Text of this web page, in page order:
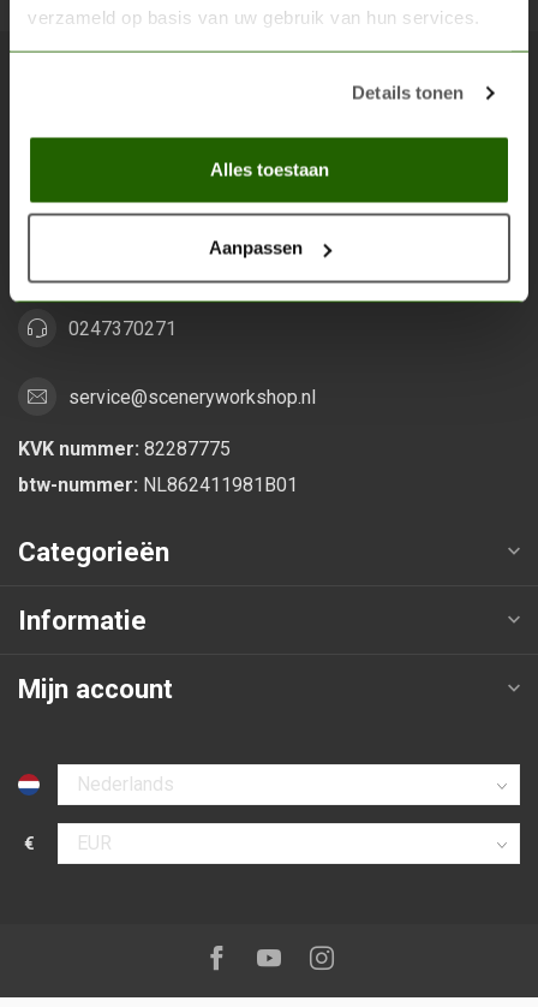
verzameld op basis van uw gebruik van hun services.
Details tonen
Alles toestaan
Aanpassen
Alles voor je miniature wargaming en scenery
Grootstalselaan 46
0247370271
service@sceneryworkshop.nl
KVK nummer: 82287775
btw-nummer: NL862411981B01
Categorieën
Informatie
Mijn account
Selecteer taal
€
Selecteer valuta
Volg ons op:Facebook
YoutubeInstagram